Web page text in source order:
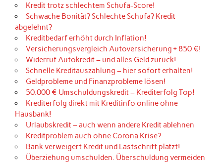
Kredit trotz schlechtem Schufa-Score!
Schwache Bonität? Schlechte Schufa? Kredit
abgelehnt?
Kreditbedarf erhöht durch Inflation!
Versicherungsvergleich Autoversicherung + 850 €!
Widerruf Autokredit – und alles Geld zurück!
Schnelle Kreditauszahlung – hier sofort erhalten!
Geldprobleme und Finanzprobleme lösen!
50.000 € Umschuldungskredit – Krediterfolg Top!
Krediterfolg direkt mit Kreditinfo online ohne
Hausbank!
Urlaubskredit – auch wenn andere Kredit ablehnen
Kreditproblem auch ohne Corona Krise?
Bank verweigert Kredit und Lastschrift platzt!
Überziehung umschulden. Überschuldung vermeiden